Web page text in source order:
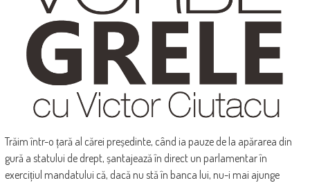
Trăim într-o țară al cărei președinte, când ia pauze de la apărarea din
gură a statului de drept, șantajează în direct un parlamentar în
exercițiul mandatului că, dacă nu stă în banca lui, nu-i mai ajunge